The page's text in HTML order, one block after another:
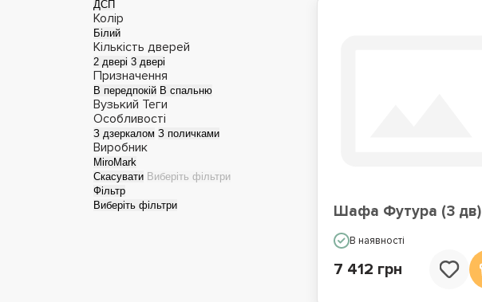
ДСП
Колір
Білий
Кількість дверей
2 двері 3 двері
Призначення
В передпокій В спальню
Вузький Теги
Особливості
З дзеркалом З поличками
Виробник
MiroMark
Скасувати Виберіть фільтри
Фільтр
Виберіть фільтри
Шафа Футура (3 дв)
В наявності
7 412 грн